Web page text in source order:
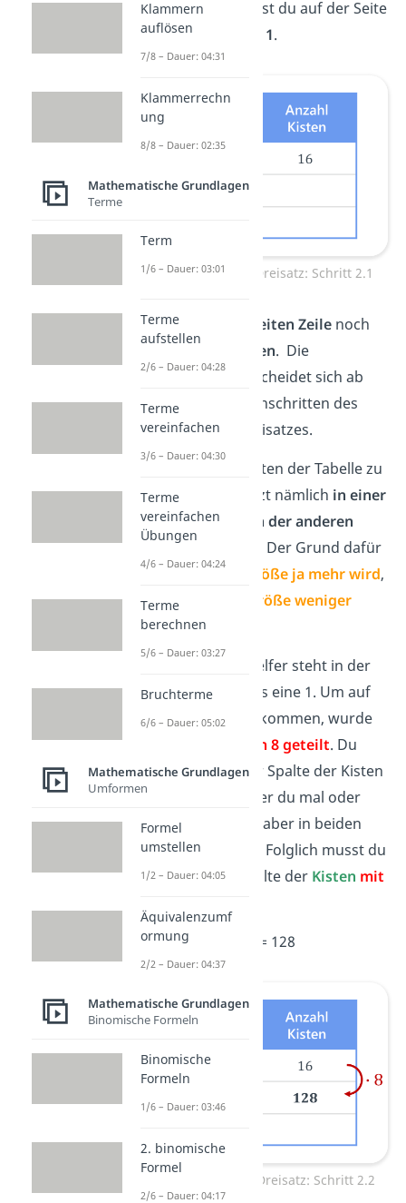
zweite Zeile schreibst du auf der Seite
der Helfer also eine
1.
Antiproportionaler Dreisatz: Schritt 2.1
Nun fehlt in der zweiten Zeilenoch
Anzahl der Kisten. Die
Berechnung unterscheidet sich ab
hier von den Rechenschritten des
proportionalen Dreisatzes.
Statt auf beiden Seiten der Tabelle zu
teilen, musst du jetzt nämlich in einer
Spalte teilen und in der anderen
Spalte malnehmen.
Der Grund dafür
ist, dass die eine
Größe ja mehr wird,
wenn die
andere Größe weniger
wird.
In der Spalte der Helfer steht in der
zweiten Zeile bereits eine 1. Um auf
dieses Ergebnis zu kommen, wurde
durch 8 geteilt. Du
rechnest also in der Spalte der Kisten
mal. Die
, mit der du mal oder
geteilt rechnest, ist aber in beiden
Spalten die
. Folglich musst du
den Wert in der Spalte der Kisten mit
= 128
Antiproportionaler Dreisatz: Schritt 2.2
Klammern
auflösen
7/8 – Dauer: 04:31
Klammerrechn
ung
8/8 – Dauer: 02:35
Mathematische Grundlagen
Terme
Term
1/6 – Dauer: 03:01
Terme
aufstellen
2/6 – Dauer: 04:28
Terme
vereinfachen
3/6 – Dauer: 04:30
Terme
vereinfachen
Übungen
4/6 – Dauer: 04:24
Terme
berechnen
5/6 – Dauer: 03:27
Bruchterme
6/6 – Dauer: 05:02
Mathematische Grundlagen
Umformen
Formel
umstellen
1/2 – Dauer: 04:05
Äquivalenzumf
ormung
2/2 – Dauer: 04:37
Mathematische Grundlagen
Binomische Formeln
Binomische
Formeln
1/6 – Dauer: 03:46
2. binomische
Formel
2/6 – Dauer: 04:17